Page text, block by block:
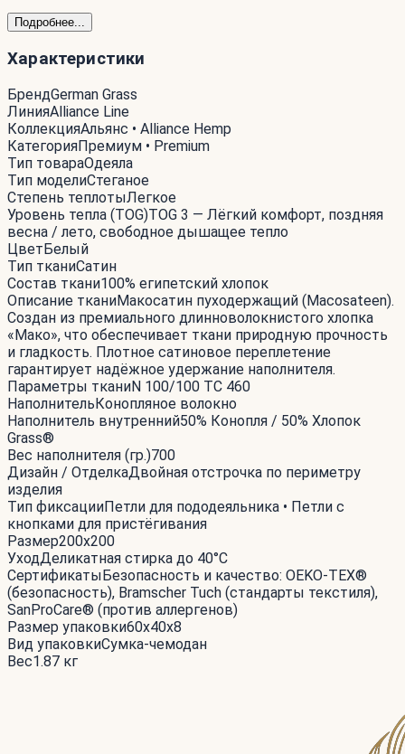
Подробнее...
Характеристики
БрендGerman Grass
ЛинияAlliance Line
КоллекцияАльянс • Alliance Hemp
КатегорияПремиум • Premium
Тип товараОдеяла
Тип моделиСтеганое
Степень теплотыЛегкое
Уровень тепла (TOG)TOG 3 — Лёгкий комфорт, поздняя
весна / лето, свободное дышащее тепло
ЦветБелый
Тип тканиСатин
Состав ткани100% египетский хлопок
Описание тканиМакосатин пуходержащий (Macosateen).
Создан из премиального длинноволокнистого хлопка
«Мако», что обеспечивает ткани природную прочность
и гладкость. Плотное сатиновое переплетение
гарантирует надёжное удержание наполнителя.
Параметры тканиN 100/100 TC 460
НаполнительКонопляное волокно
Наполнитель внутренний50% Конопля / 50% Хлопок
Grass®
Вес наполнителя (гр.)700
Дизайн / ОтделкаДвойная отстрочка по периметру
изделия
Тип фиксацииПетли для пододеяльника • Петли с
кнопками для пристёгивания
Размер200x200
УходДеликатная стирка до 40°С
СертификатыБезопасность и качество: OEKO-TEX®
(безопасность), Bramscher Tuch (стандарты текстиля),
SanProCare® (против аллергенов)
Размер упаковки60x40x8
Вид упаковкиСумка-чемодан
Вес1.87 кг